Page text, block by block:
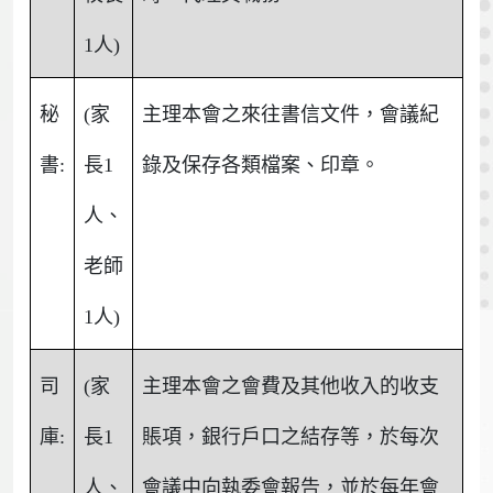
1人)
秘
書:
(家
長1
人、
老師
1人)
主理本會之來往書信文件，會議紀
錄及保存各類檔案、印章。
司
庫:
(家
長1
人、
主理本會之會費及其他收入的收支
賬項，銀行戶口之結存等，於每次
會議中向執委會報告，並於每年會